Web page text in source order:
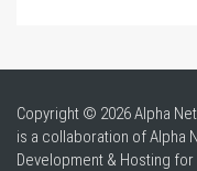
Copyright © 2026 Alpha
is a collaboration of Alpha
Development & Hosting